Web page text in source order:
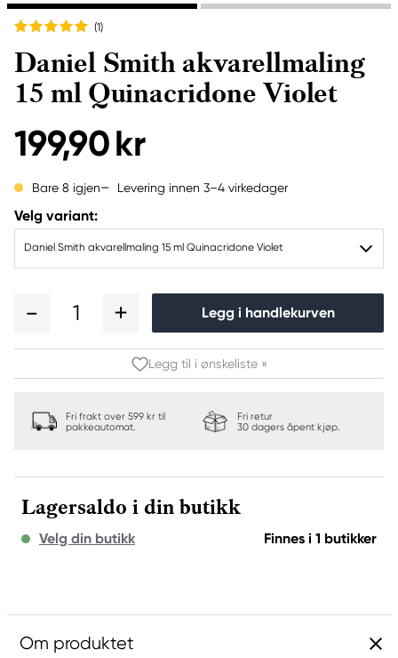
(1)
Daniel Smith akvarellmaling
15 ml Quinacridone Violet
199,90 kr
Bare 8 igjen Levering innen 3–4 virkedager
Velg variant:
Daniel Smith akvarellmaling 15 ml Quinacridone Violet
1 Legg i handlekurven
Legg til i ønskeliste »
Fri frakt over 599 kr til
pakkeautomat.
Fri retur
30 dagers åpent kjøp.
Lagersaldo i din butikk
Velg din butikk Finnes i 1 butikker
Om produktet